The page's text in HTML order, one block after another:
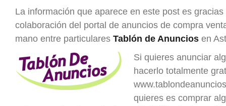
La información que aparece en este post es gracias
colaboración del portal de anuncios de compra
mano entre particulares Tablón de Anuncios en
Si quieres anunciar
hacerlo totalmente
quieres es comprar